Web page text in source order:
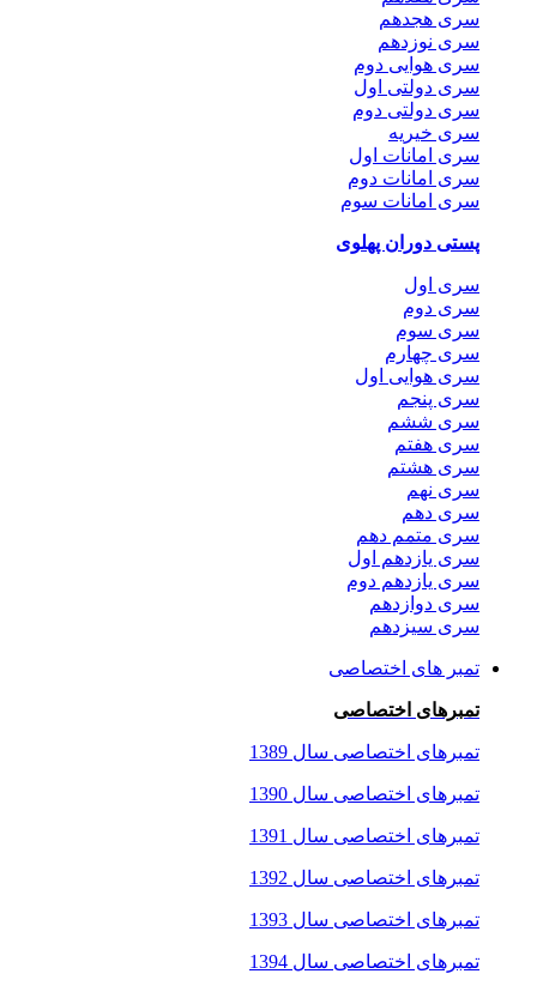
سری هجدهم
سری نوزدهم
سری هوایی دوم
سری دولتی اول
سری دولتی دوم
سری خیریه
سری امانات اول
سری امانات دوم
سری امانات سوم
پستی دوران پهلوی
سری اول
سری دوم
سری سوم
سری چهارم
سری هوایی اول
سری پنجم
سری ششم
سری هفتم
سری هشتم
سری نهم
سری دهم
سری متمم دهم
سری یازدهم اول
سری یازدهم دوم
سری دوازدهم
سری سیزدهم
تمبر های اختصاصی
تمبرهای اختصاصی
تمبرهای اختصاصی سال 1389
تمبرهای اختصاصی سال 1390
تمبرهای اختصاصی سال 1391
تمبرهای اختصاصی سال 1392
تمبرهای اختصاصی سال 1393
تمبرهای اختصاصی سال 1394